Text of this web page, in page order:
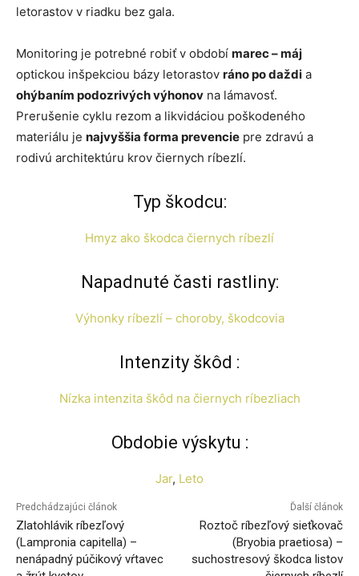
letorastov v riadku bez gala.
Monitoring je potrebné robiť v období marec – máj
optickou inšpekciou bázy letorastov ráno po daždi a
ohýbaním podozrivých výhonov na lámavosť.
Prerušenie cyklu rezom a likvidáciou poškodeného
materiálu je najvyššia forma prevencie pre zdravú a
rodivú architektúru krov čiernych ríbezlí.
Typ škodcu:
Hmyz ako škodca čiernych ríbezlí
Napadnuté časti rastliny:
Výhonky ríbezlí – choroby, škodcovia
Intenzity škôd :
Nízka intenzita škôd na čiernych ríbezliach
Obdobie výskytu :
Jar, Leto
Predchádzajúci článok
Zlatohlávik ríbezľový
(Lampronia capitella) –
nenápadný púčikový vŕtavec
Ďalší článok
Roztoč ríbezľový sieťkovač
(Bryobia praetiosa) –
suchostresový škodca listov